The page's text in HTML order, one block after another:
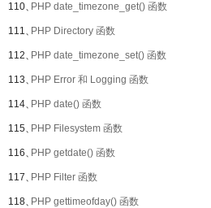
110、PHP date_timezone_get() 函数
111、PHP Directory 函数
112、PHP date_timezone_set() 函数
113、PHP Error 和 Logging 函数
114、PHP date() 函数
115、PHP Filesystem 函数
116、PHP getdate() 函数
117、PHP Filter 函数
118、PHP gettimeofday() 函数